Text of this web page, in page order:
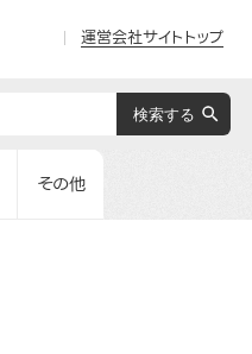
運営会社サイトトップ
その他